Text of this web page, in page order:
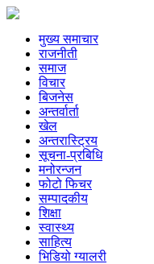
मुख्य समाचार
राजनीती
समाज
विचार
बिजनेस
अन्तर्वार्ता
खेल
अन्तरास्ट्रिय
सूचना-प्रबिधि
मनोरन्जन
फोटो फिचर
सम्पादकीय
शिक्षा
स्वास्थ्य
साहित्य
भिडियो ग्यालरी